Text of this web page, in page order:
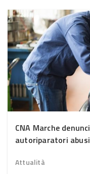
CNA Marche
autoriparatori
Attualità